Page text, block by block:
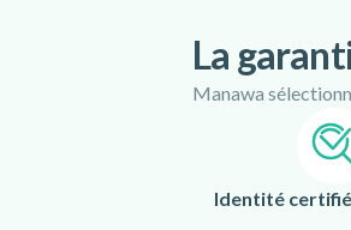
La
Manawa
Identité